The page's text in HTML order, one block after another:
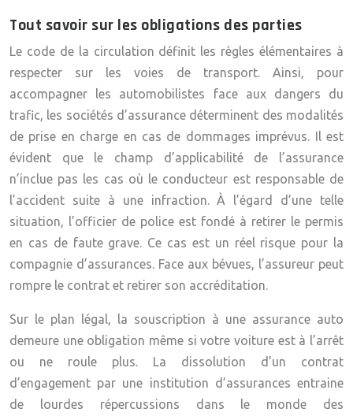
Tout savoir sur les obligations des parties
Le code de la circulation définit les règles élémentaires à
respecter sur les voies de transport. Ainsi, pour
accompagner les automobilistes face aux dangers du
trafic, les sociétés d’assurance déterminent des modalités
de prise en charge en cas de dommages imprévus. Il est
évident que le champ d’applicabilité de l’assurance
n’inclue pas les cas où le conducteur est responsable de
l’accident suite à une infraction. À l’égard d’une telle
situation, l’officier de police est fondé à retirer le permis
en cas de faute grave. Ce cas est un réel risque pour la
compagnie d’assurances. Face aux bévues, l’assureur peut
rompre le contrat et retirer son accréditation.
Sur le plan légal, la souscription à une assurance auto
demeure une obligation même si votre voiture est à l’arrêt
ou ne roule plus. La dissolution d’un contrat
d’engagement par une institution d’assurances entraine
de lourdes répercussions dans le monde des